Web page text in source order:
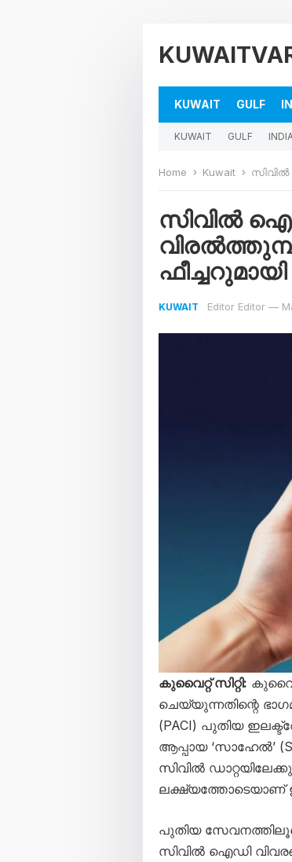
KUWAIT GULF
KUWAIT GULF
Home Kuwait സിവിൽ
സിവിൽ
ഫീച്ചറുമായി
KUWAIT Editor Editor —
കുവൈറ്റ് സിറ്റി:
ചെയ്യുന്നതിന്റെ
(PACI) പുതിയ
ആപ്പായ ‘സാഹേൽ’
സിവിൽ
ലക്ഷ്യത്തോടെയാണ് ഈ
പുതിയ
സിവിൽ ഐഡി